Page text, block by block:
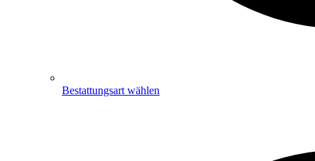
Bestattungsart wählen